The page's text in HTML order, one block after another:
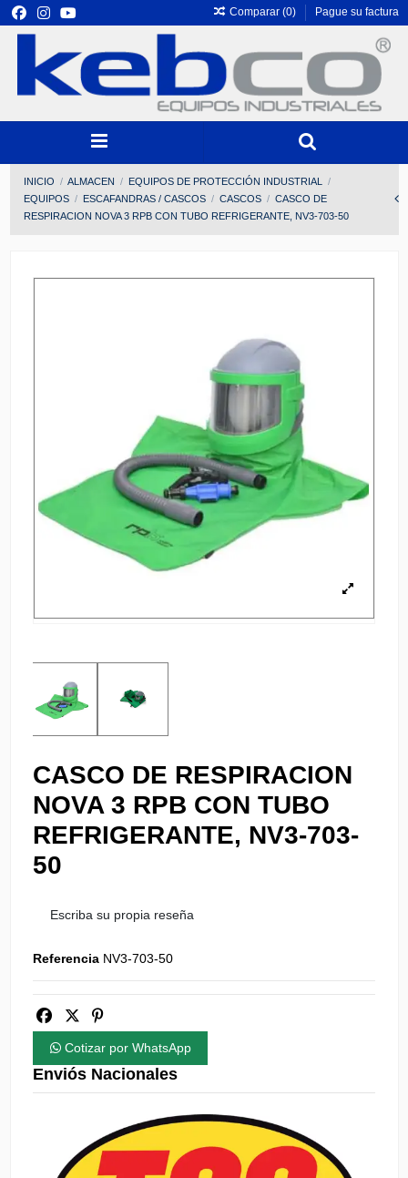
Comparar (0) Pague su factura
INICIO ALMACEN
EQUIPOS DE PROTECCIÓN INDUSTRIAL
EQUIPOS
ESCAFANDRAS / CASCOS CASCOS
CASCO DE
RESPIRACION NOVA 3 RPB CON TUBO REFRIGERANTE, NV3-703-50
CASCO DE RESPIRACION
NOVA 3 RPB CON TUBO
REFRIGERANTE, NV3-703-
50
Escriba su propia reseña
Referencia NV3-703-50
Cotizar por WhatsApp
Enviós Nacionales